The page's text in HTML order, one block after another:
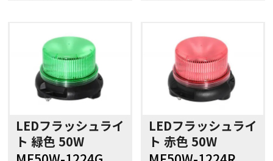
LEDフラッシュライ
ト 緑色 50W
LEDフラッシュライ
ト 赤色 50W